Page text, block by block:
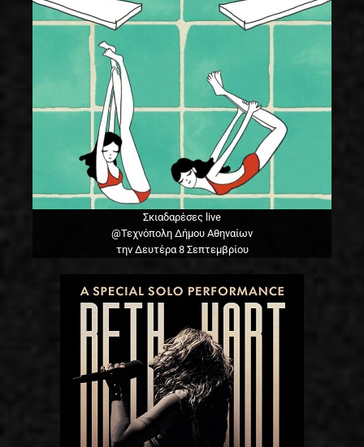
Σκιαδαρέσες live
@Τεχνόπολη Δήμου Αθηναίων
την Δευτέρα 8 Σεπτεμβρίου